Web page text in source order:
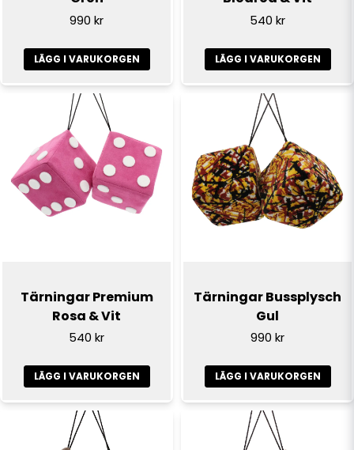
Skicka fråga
990 kr
LÄGG I VARUKORGEN
540 kr
LÄGG I VARUKORGEN
Tärningar Premium
Rosa & Vit
540 kr
LÄGG I VARUKORGEN
Tärningar Bussplysch
Gul
990 kr
LÄGG I VARUKORGEN